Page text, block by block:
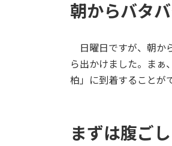
朝からバタ
日曜日ですが、朝か
ら出かけました。まぁ
柏」に到着することが
まずは腹ご